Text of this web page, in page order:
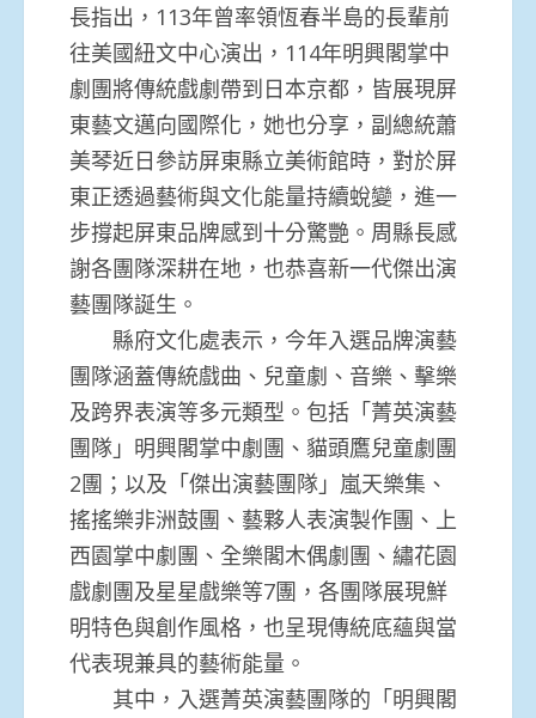
長指出，113年曾率領恆春半島的長輩前
往美國紐文中心演出，114年明興閣掌中
劇團將傳統戲劇帶到日本京都，皆展現屏
東藝文邁向國際化，她也分享，副總統蕭
美琴近日參訪屏東縣立美術館時，對於屏
東正透過藝術與文化能量持續蛻變，進一
步撐起屏東品牌感到十分驚艷。周縣長感
謝各團隊深耕在地，也恭喜新一代傑出演
藝團隊誕生。
縣府文化處表示，今年入選品牌演藝
團隊涵蓋傳統戲曲、兒童劇、音樂、擊樂
及跨界表演等多元類型。包括「菁英演藝
團隊」明興閣掌中劇團、貓頭鷹兒童劇團
2團；以及「傑出演藝團隊」嵐天樂集、
搖搖樂非洲鼓團、藝夥人表演製作團、上
西園掌中劇團、全樂閣木偶劇團、繡花園
戲劇團及星星戲樂等7團，各團隊展現鮮
明特色與創作風格，也呈現傳統底蘊與當
代表現兼具的藝術能量。
其中，入選菁英演藝團隊的「明興閣